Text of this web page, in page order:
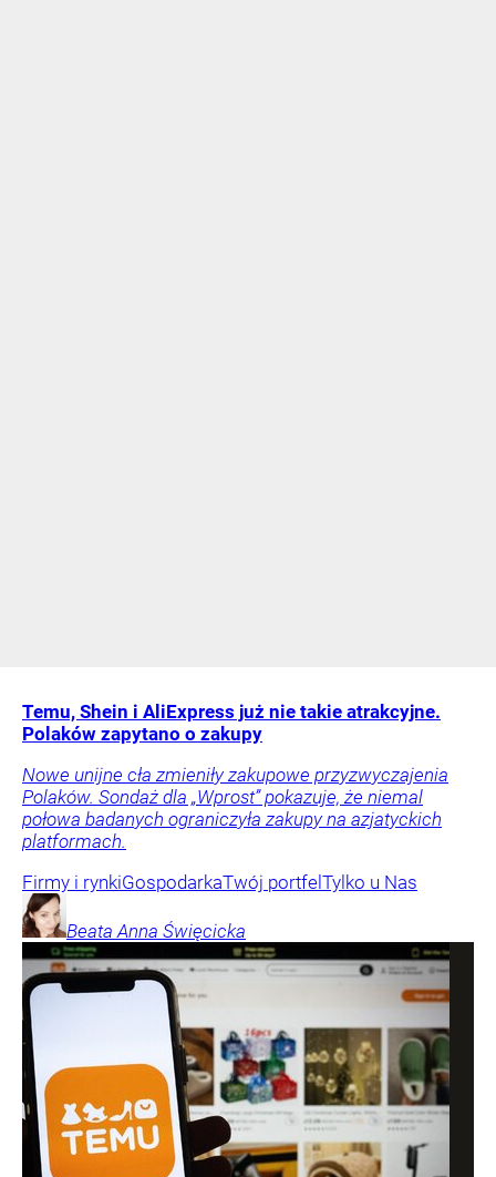
Temu, Shein i AliExpress już nie takie atrakcyjne.
Polaków zapytano o zakupy
Nowe unijne cła zmieniły zakupowe przyzwyczajenia
Polaków. Sondaż dla „Wprost” pokazuje, że niemal
połowa badanych ograniczyła zakupy na azjatyckich
platformach.
Firmy i rynkiGospodarkaTwój portfel Tylko u Nas
Beata Anna Święcicka